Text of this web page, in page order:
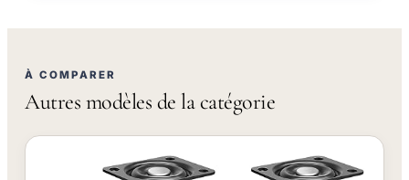
À COMPARER
Autres modèles de la catégorie